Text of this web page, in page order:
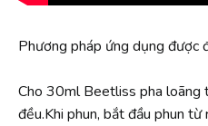
Phương pháp ứng dụng được
Cho 30ml Beetliss pha loãng
đều.Khi phun, bắt đầu phun từ